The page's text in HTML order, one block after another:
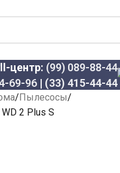
центр: (99) 089-88-44
69-96 | (33) 415-44-44
Пылесосы
2 Plus S